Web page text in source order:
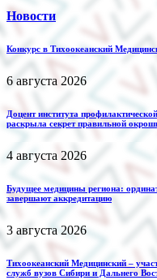
Новости
Конкурс в Тихоокеанский
6 августа 2026
Доцент института
раскрыла секрет правильной
4 августа 2026
Будущее медицины региона:
завершают аккредитацию
3 августа 2026
Тихоокеанский Медицинский –
служб вузов Сибири и Дальнего